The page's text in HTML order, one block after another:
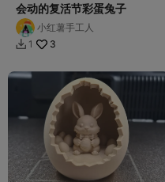
会动的复活节彩蛋兔子
小红薯手工人
 1 3